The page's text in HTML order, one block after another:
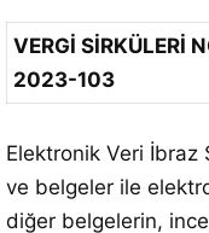
VERGİ SİRKÜLERİ
2023-103
Elektronik Veri
ve belgeler ile
diğer belgelerin,